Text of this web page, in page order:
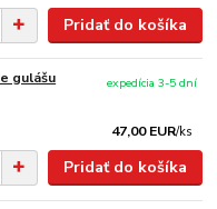
Pridať do košíka
gulášu
47,00 EUR/ks
expedícia 3-5 dní
Pridať do košíka